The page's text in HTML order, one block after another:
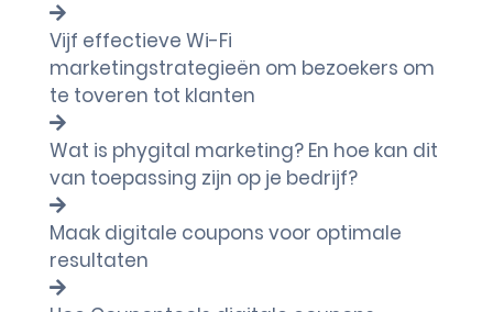
Vijf effectieve Wi-Fi
marketingstrategieën om bezoekers om
te toveren tot klanten
Wat is phygital marketing? En hoe kan dit
van toepassing zijn op je bedrijf?
Maak digitale coupons voor optimale
resultaten